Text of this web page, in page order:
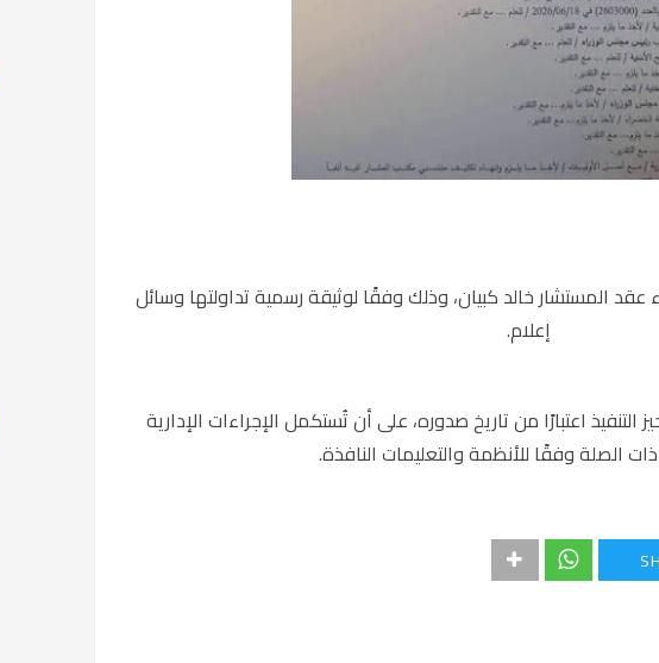
عقد المستشار خالد كبيان، وذلك وفقًا لوثيقة رسمية تداولتها وسائل
إعلام.
اعتبارًا من تاريخ صدوره، على أن تُستكمل الإجراءات الإدارية
ذات الصلة وفقًا للأنظمة والتعليمات النافذة.